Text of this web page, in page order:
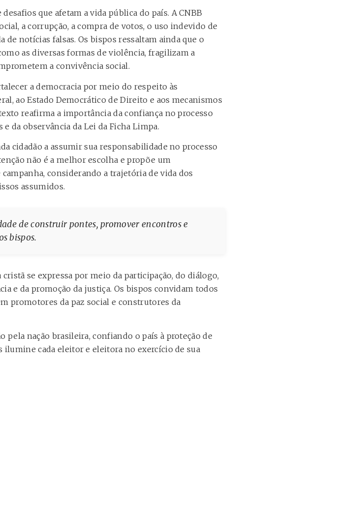
que afetam a vida pública do país. A CNBB
a corrupção, a compra de votos, o uso indevido de
notícias falsas. Os bispos ressaltam ainda que o
as diversas formas de violência, fragilizam a
a convivência social.
a democracia por meio do respeito às
ao Estado Democrático de Direito e aos mecanismos
reafirma a importância da confiança no processo
da observância da Lei da Ficha Limpa.
cidadão a assumir sua responsabilidade no processo
não é a melhor escolha e propõe um
considerando a trajetória de vida dos
assumidos.
de construir pontes, promover encontros e
bispos.
se expressa por meio da participação, do diálogo,
e da promoção da justiça. Os bispos convidam todos
promotores da paz social e construtores da
pela nação brasileira, confiando o país à proteção de
ilumine cada eleitor e eleitora no exercício de sua